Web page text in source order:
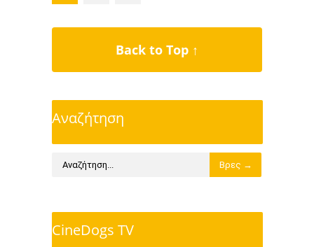
Back to Top ↑
Αναζήτηση
CineDogs TV